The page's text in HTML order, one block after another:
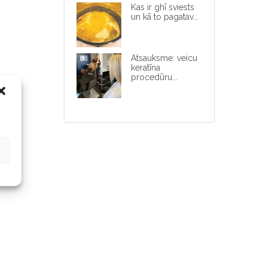
Kas ir ghī sviests
un kā to pagatav...
Atsauksme: veicu
keratīna
procedūru...